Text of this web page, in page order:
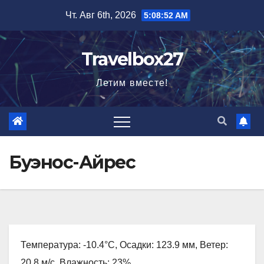
содержимому
Чт. Авг 6th, 2026 5:08:53 AM
Travelbox27
Летим вместе!
Буэнос-Айрес
Температура: -10.4°C, Осадки: 123.9 мм, Ветер: